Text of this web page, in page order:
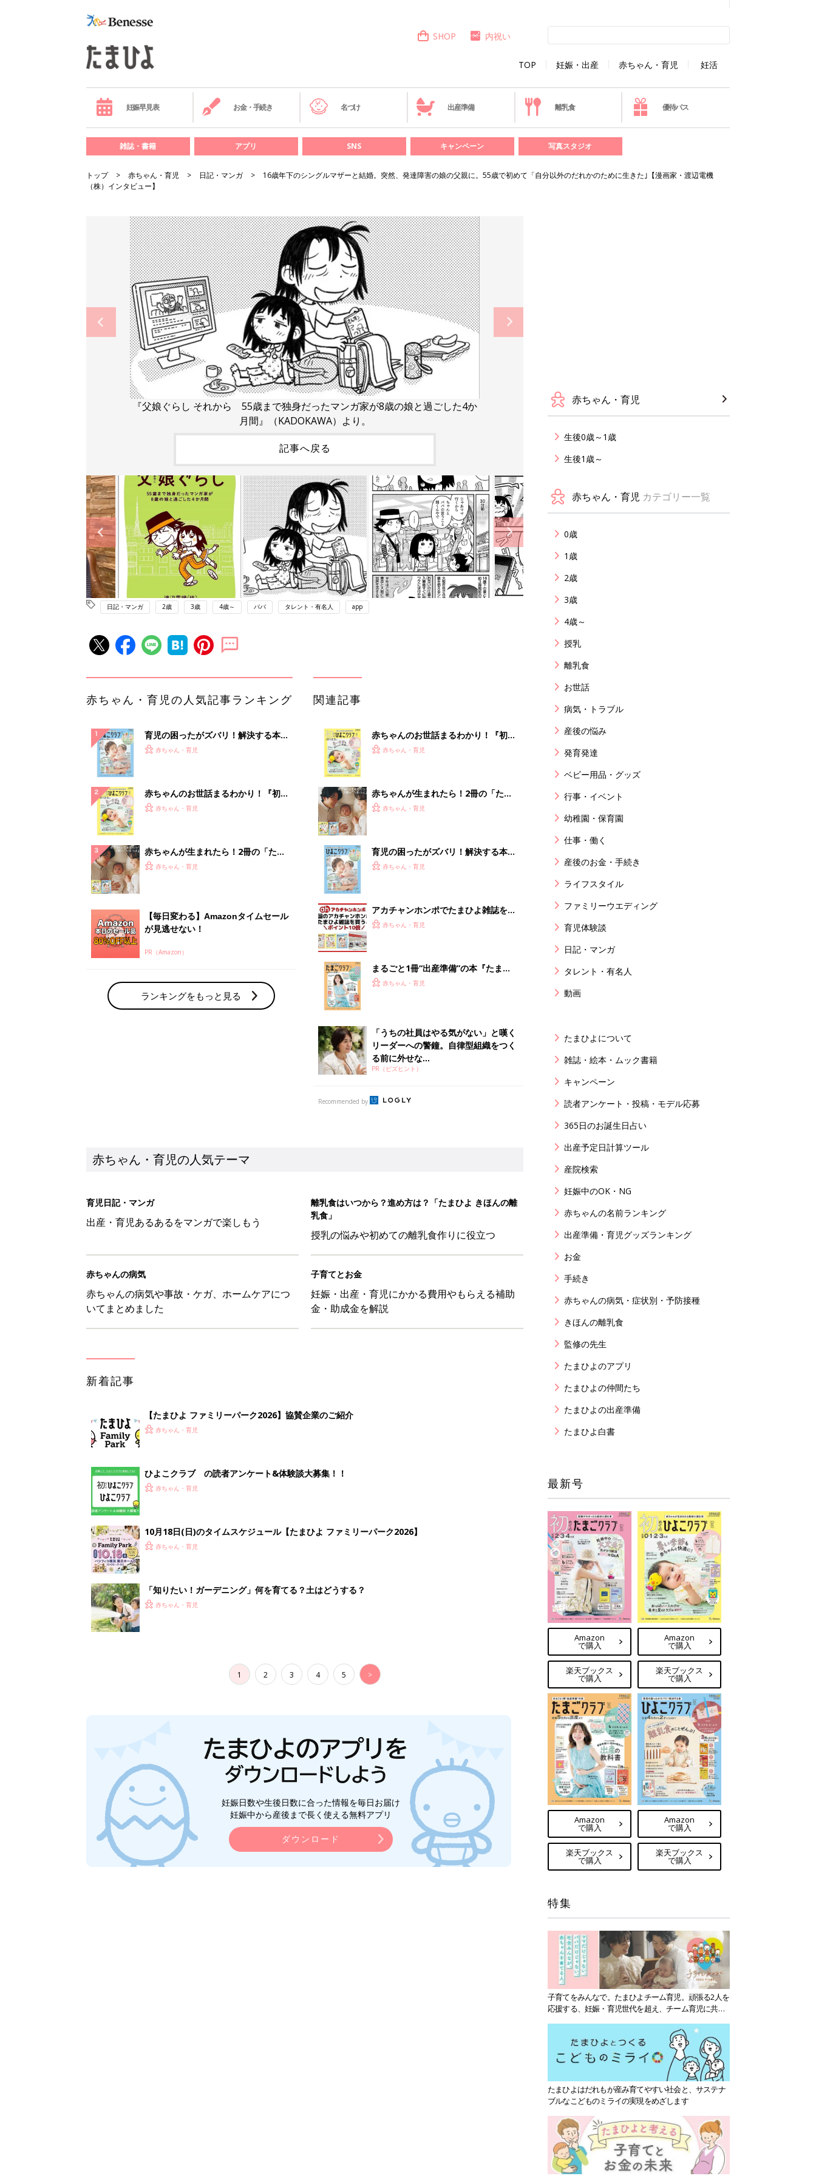
TOP 妊娠・出産 赤ちゃん・育児 妊活
SHOP 内祝い
妊娠早見表 お金・手続き 名づけ 出産準備 離乳食 優待パス
雑誌・書籍 アプリ SNS キャンペーン 写真スタジオ
トップ 赤ちゃん・育児 日記・マンガ
16歳年下のシングルマザーと結婚。突然、発達障害の娘の父親に。55歳で初めて「自分以外のだれかのために生きた｣【漫画家・渡辺電機
（株）インタビュー】
『父娘ぐらし それから 55歳まで独身だったマンガ家が8歳の娘と過ごした4か
月間』（KADOKAWA）より。
記事へ戻る
日記・マンガ 2歳 3歳 4歳～ パパ タレント・有名人 app
赤ちゃん・育児の人気記事ランキング
育児の困ったがズバリ！解決する本
『ひよこクラブ 夏号』 4カ月～2才
赤ちゃん・育児
赤ちゃんのお世話まるわかり！『初め
てのひよこクラブ 夏号』〈巻頭大特
赤ちゃん・育児
赤ちゃんが生まれたら！2冊の「たま
ひよ」
赤ちゃん・育児
【毎日変わる】Amazonタイムセール
が見逃せない！
PR（Amazon）
ランキングをもっと見る
関連記事
赤ちゃんのお世話まるわかり！『初め
てのひよこクラブ 夏号』〈巻頭大特
赤ちゃん・育児
赤ちゃんが生まれたら！2冊の「たま
ひよ」
赤ちゃん・育児
育児の困ったがズバリ！解決する本
『ひよこクラブ 秋号』 4カ月～2才
赤ちゃん・育児
アカチャンホンポでたまひよ雑誌を買
うとポイント10倍【期間限定】
赤ちゃん・育児
まるごと1冊“出産準備”の本『たまご
クラブ 夏号』〈スペシャル大特集〉
赤ちゃん・育児
「うちの社員はやる気がない」と嘆く
リーダーへの警鐘。自律型組織をつく
る前に外せな...
PR（ビズヒント）
Recommended by
赤ちゃん・育児の人気テーマ
育児日記・マンガ
出産・育児あるあるをマンガで楽しもう
離乳食はいつから？進め方は？「たまひよ きほんの離
乳食」
授乳の悩みや初めての離乳食作りに役立つ
赤ちゃんの病気
赤ちゃんの病気や事故・ケガ、ホームケアにつ
いてまとめました
子育てとお金
妊娠・出産・育児にかかる費用やもらえる補助
金・助成金を解説
新着記事
【たまひよ ファミリーパーク2026】協賛企業のご紹介
赤ちゃん・育児
ひよこクラブ の読者アンケート&体験談大募集！！
赤ちゃん・育児
10月18日(日)のタイムスケジュール【たまひよ ファミリーパーク2026】
赤ちゃん・育児
「知りたい！ガーデニング」何を育てる？土はどうする？
赤ちゃん・育児
1 2 3 4 5 >
妊娠日数や生後日数に合った情報を毎日お届け
妊娠中から産後まで長く使える無料アプリ
ダウンロード
赤ちゃん・育児
生後0歳～1歳
生後1歳～
赤ちゃん・育児 カテゴリー一覧
0歳
1歳
2歳
3歳
4歳～
授乳
離乳食
お世話
病気・トラブル
産後の悩み
発育発達
ベビー用品・グッズ
行事・イベント
幼稚園・保育園
仕事・働く
産後のお金・手続き
ライフスタイル
ファミリーウエディング
育児体験談
日記・マンガ
タレント・有名人
動画
たまひよについて
雑誌・絵本・ムック書籍
キャンペーン
読者アンケート・投稿・モデル応募
365日のお誕生日占い
出産予定日計算ツール
産院検索
妊娠中のOK・NG
赤ちゃんの名前ランキング
出産準備・育児グッズランキング
お金
手続き
赤ちゃんの病気・症状別・予防接種
きほんの離乳食
監修の先生
たまひよのアプリ
たまひよの仲間たち
たまひよの出産準備
たまひよ白書
最新号
Amazon
で購入
楽天ブックス
で購入
Amazon
で購入
楽天ブックス
で購入
Amazon
で購入
楽天ブックス
で購入
Amazon
で購入
楽天ブックス
で購入
特集
子育てをみんなで。たまひよチーム育児。頑張る2人を
応援する、妊娠・育児世代を超え、チーム育児に共感
たまひよはだれもが産み育てやすい社会と、サステナ
ブルなこどものミライの実現をめざします